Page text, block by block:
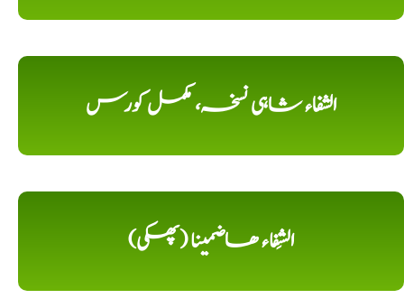
الشفاء شاہی نسخہ، مکمل کورس
الشِفاء ھاضمینا (پھکی)